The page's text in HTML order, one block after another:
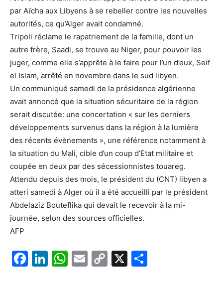
par Aïcha aux Libyens à se rebeller contre les nouvelles
autorités, ce qu’Alger avait condamné.
Tripoli réclame le rapatriement de la famille, dont un
autre frère, Saadi, se trouve au Niger, pour pouvoir les
juger, comme elle s’apprête à le faire pour l’un d’eux, Seif
el Islam, arrêté en novembre dans le sud libyen.
Un communiqué samedi de la présidence algérienne
avait annoncé que la situation sécuritaire de la région
serait discutée: une concertation « sur les derniers
développements survenus dans la région à la lumière
des récents évènements », une référence notamment à
la situation du Mali, cible d’un coup d’Etat militaire et
coupée en deux par des sécessionnistes touareg.
Attendu depuis des mois, le président du (CNT) libyen a
atteri samedi à Alger où il a été accueilli par le président
Abdelaziz Bouteflika qui devait le recevoir à la mi-
journée, selon des sources officielles.
AFP
F
Li W E
C
X